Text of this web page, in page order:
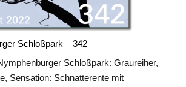
Schloßpark – 342
Schloßpark: Graureiher,
Sensation: Schnatterente mit